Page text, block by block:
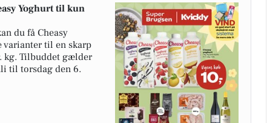
Yoghurt til kun
du få Cheasy
til en skarp
kg. Tilbuddet gælder
til torsdag den 6.